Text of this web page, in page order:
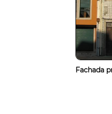
Fachada